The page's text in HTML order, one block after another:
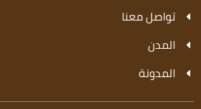
تواصل معنا
المدن
المدونة